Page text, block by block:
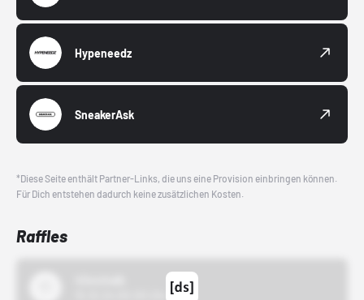
Hypeneedz
SneakerAsk
*Diese Seite enthält Partner-Links, die uns eine Provision einbringen können.
Für Dich entstehen dadurch keine zusätzlichen Kosten.
Raffles